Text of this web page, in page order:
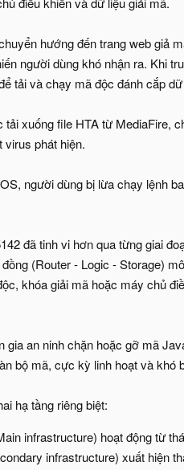
hướng đến trang web giả
người dùng khó nhận ra. Khi
tải và chạy mã độc đánh cắp dữ
tải xuống file HTA từ MediaFire,
virus phát hiện.
người dùng bị lừa chạy lệnh
đã tinh vi hơn qua từng giai
(Router - Logic - Storage)
khóa giải mã hoặc máy chủ
gia an ninh chặn hoặc gỡ mã
bộ mã, cực kỳ linh hoạt và khó
hạ tầng riêng biệt:
infrastructure) hoạt động từ
infrastructure) xuất hiện